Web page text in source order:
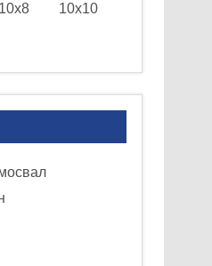
10х8
10х10